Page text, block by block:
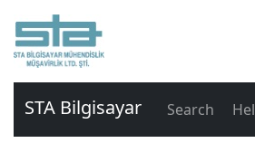
STA Bilgisayar Search